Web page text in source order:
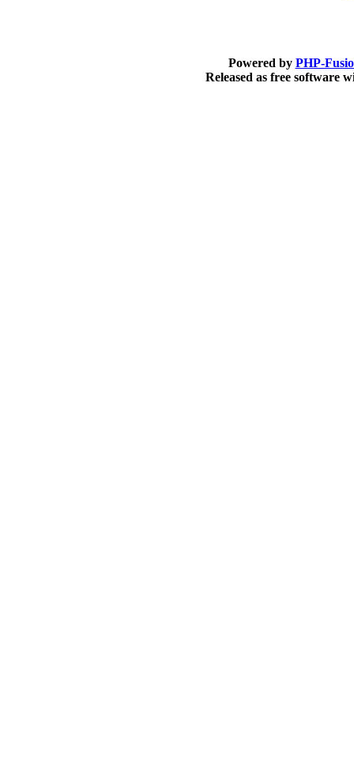
Powered by PHP-
Released as free software